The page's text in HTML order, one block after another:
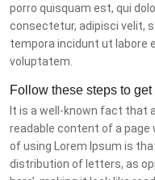
porro quisquam est, qui
consectetur, adipisci velit,
tempora incidunt ut labore
voluptatem.
Follow these steps to get
It is a well-known fact that
readable content of a page
of using Lorem Ipsum is
distribution of letters, as